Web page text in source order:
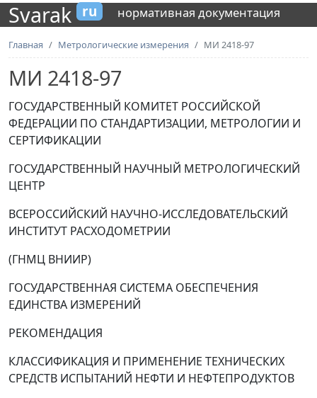
Svarak ru нормативная документация
Главная Метрологические измерения МИ 2418-97
МИ 2418-97
ГОСУДАРСТВЕННЫЙ КОМИТЕТ РОССИЙСКОЙ
ФЕДЕРАЦИИ ПО СТАНДАРТИЗАЦИИ, МЕТРОЛОГИИ И
СЕРТИФИКАЦИИ
ГОСУДАРСТВЕННЫЙ НАУЧНЫЙ МЕТРОЛОГИЧЕСКИЙ
ЦЕНТР
ВСЕРОССИЙСКИЙ НАУЧНО-ИССЛЕДОВАТЕЛЬСКИЙ
ИНСТИТУТ РАСХОДОМЕТРИИ
(ГНМЦ ВНИИР)
ГОСУДАРСТВЕННАЯ СИСТЕМА ОБЕСПЕЧЕНИЯ
ЕДИНСТВА ИЗМЕРЕНИЙ
РЕКОМЕНДАЦИЯ
КЛАССИФИКАЦИЯ И ПРИМЕНЕНИЕ ТЕХНИЧЕСКИХ
СРЕДСТВ ИСПЫТАНИЙ НЕФТИ И НЕФТЕПРОДУКТОВ